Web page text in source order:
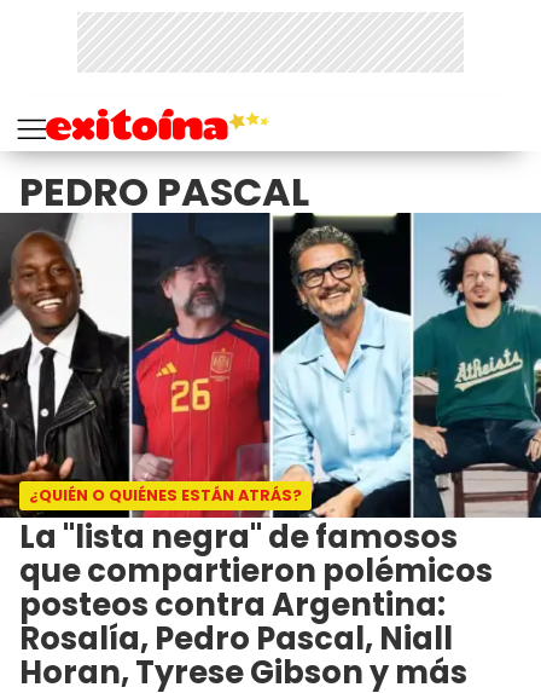
PEDRO PASCAL
¿QUIÉN O QUIÉNES ESTÁN ATRÁS?
La "lista negra" de famosos
que compartieron polémicos
posteos contra Argentina:
Rosalía, Pedro Pascal, Niall
Horan, Tyrese Gibson y más